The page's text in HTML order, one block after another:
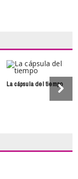
La cápsula del tiempo